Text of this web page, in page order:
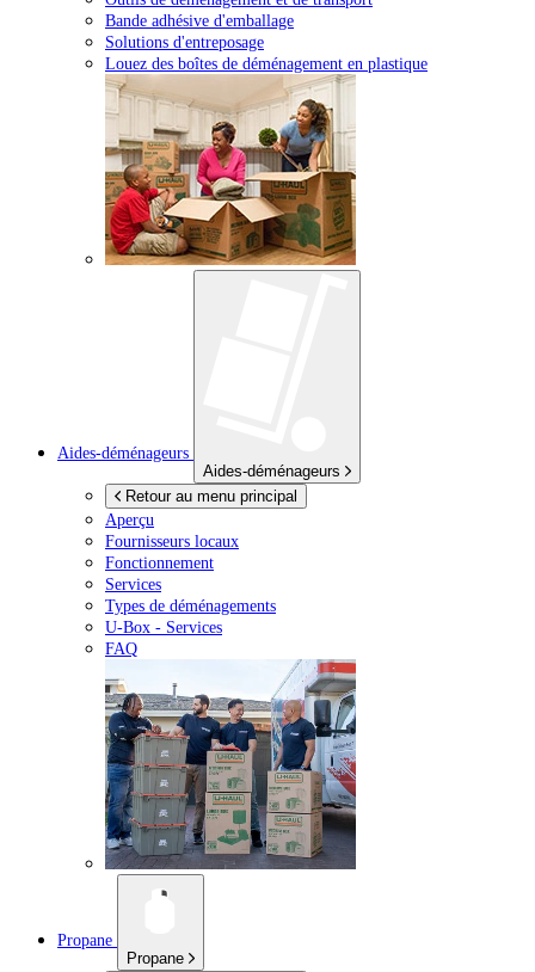
Bande adhésive d'emballage
Solutions d'entreposage
Louez des boîtes de déménagement en plastique
Aides-déménageurs
Aides-déménageurs
Retour au menu principal
Aperçu
Fournisseurs locaux
Fonctionnement
Services
Types de déménagements
U-Box - Services
FAQ
Propane
Propane